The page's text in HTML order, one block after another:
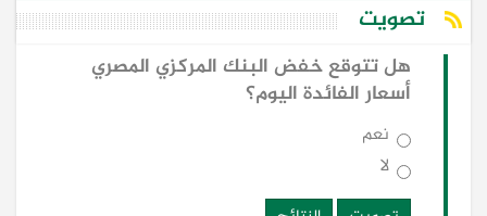
تصويت
هل تتوقع خفض البنك المركزي المصري
أسعار الفائدة اليوم؟
نعم
لا